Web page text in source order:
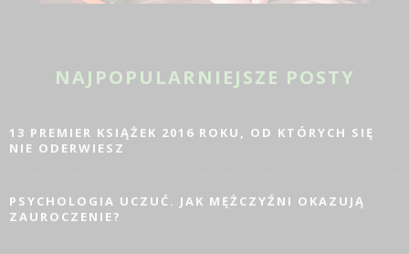
NAJPOPULARNIEJSZE POSTY
13 PREMIER KSIĄŻEK 2016 ROKU, OD KTÓRYCH SIĘ
NIE ODERWIESZ
PSYCHOLOGIA UCZUĆ. JAK MĘŻCZYŹNI OKAZUJĄ
ZAUROCZENIE?